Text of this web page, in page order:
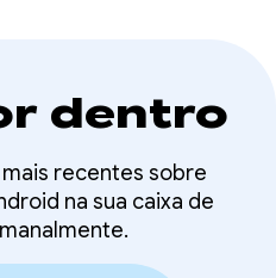
dentro
recentes sobre
na sua caixa de